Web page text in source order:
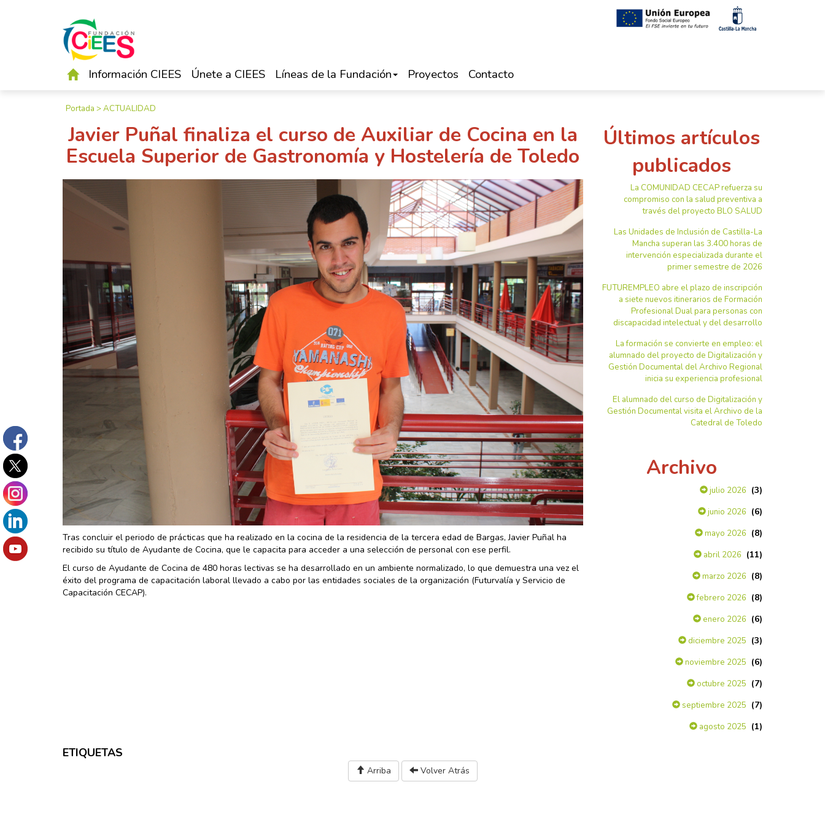
Información CIEES Únete a CIEES Líneas de la Fundación Proyectos Contacto
Portada >ACTUALIDAD
Javier Puñal finaliza el curso de Auxiliar de Cocina en la
Escuela Superior de Gastronomía y Hostelería de Toledo
Tras concluir el periodo de prácticas que ha realizado en la cocina de la residencia de la tercera edad de Bargas, Javier Puñal ha
recibido su título de Ayudante de Cocina, que le capacita para acceder a una selección de personal con ese perfil.
El curso de Ayudante de Cocina de 480 horas lectivas se ha desarrollado en un ambiente normalizado, lo que demuestra una vez el
éxito del programa de capacitación laboral llevado a cabo por las entidades sociales de la organización (Futurvalía y Servicio de
Capacitación CECAP).
Últimos artículos
publicados
La COMUNIDAD CECAP refuerza su
compromiso con la salud preventiva a
través del proyecto BLO SALUD
Las Unidades de Inclusión de Castilla-La
Mancha superan las 3.400 horas de
intervención especializada durante el
primer semestre de 2026
FUTUREMPLEO abre el plazo de inscripción
a siete nuevos itinerarios de Formación
Profesional Dual para personas con
discapacidad intelectual y del desarrollo
La formación se convierte en empleo: el
alumnado del proyecto de Digitalización y
Gestión Documental del Archivo Regional
inicia su experiencia profesional
El alumnado del curso de Digitalización y
Gestión Documental visita el Archivo de la
Catedral de Toledo
Archivo
julio 2026 (3)
junio 2026 (6)
mayo 2026 (8)
abril 2026 (11)
marzo 2026 (8)
febrero 2026 (8)
enero 2026 (6)
diciembre 2025 (3)
noviembre 2025 (6)
octubre 2025 (7)
septiembre 2025 (7)
agosto 2025 (1)
ETIQUETAS
Arriba Volver Atrás